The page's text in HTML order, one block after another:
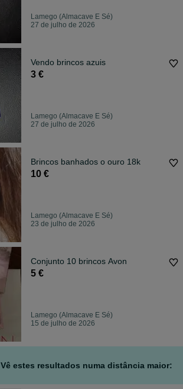
Lamego (Almacave E Sé)
27 de julho de 2026
Vendo brincos azuis
3 €
Lamego (Almacave E Sé)
27 de julho de 2026
Brincos banhados o ouro 18k
10 €
Lamego (Almacave E Sé)
23 de julho de 2026
Conjunto 10 brincos Avon
5 €
Lamego (Almacave E Sé)
15 de julho de 2026
Vê estes resultados numa distância maior: